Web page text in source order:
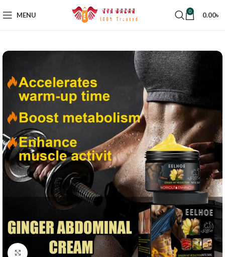
MENU 0 0.00৳
Click to enlarge